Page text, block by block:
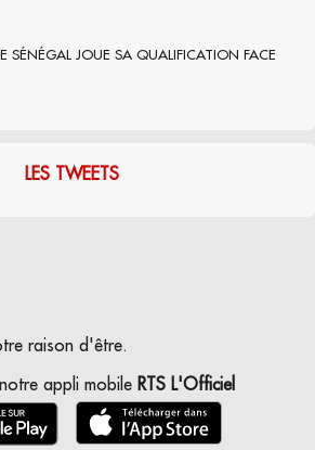
SÉNÉGAL JOUE SA QUALIFICATION FACE
LES TWEETS
raison d'être.
appli mobile RTS L'Officiel